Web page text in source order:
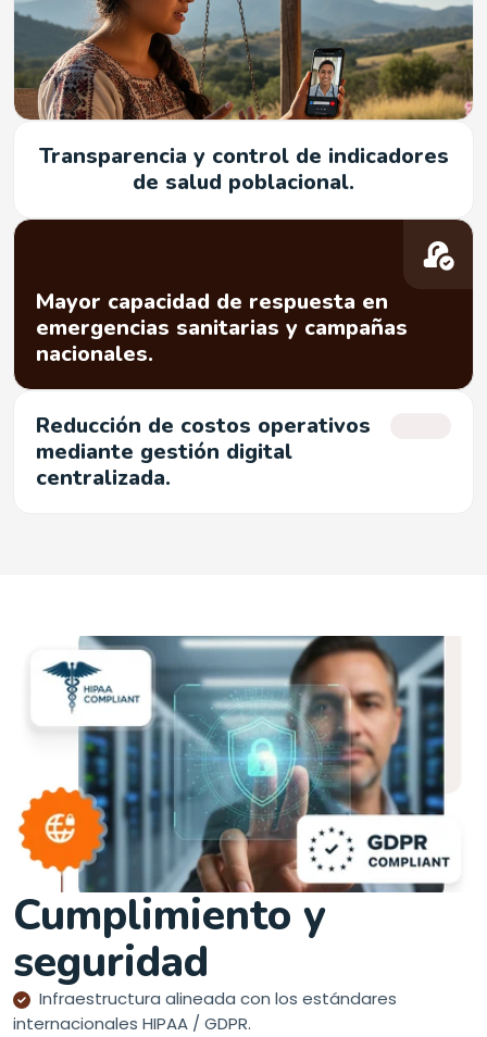
Transparencia y control de indicadores
Mayor capacidad de respuesta en
emergencias sanitarias y campañas
Reducción de costos operativos
mediante gestión digital
Cumplimiento y
seguridad
Infraestructura alineada con los estándares
internacionales HIPAA / GDPR.